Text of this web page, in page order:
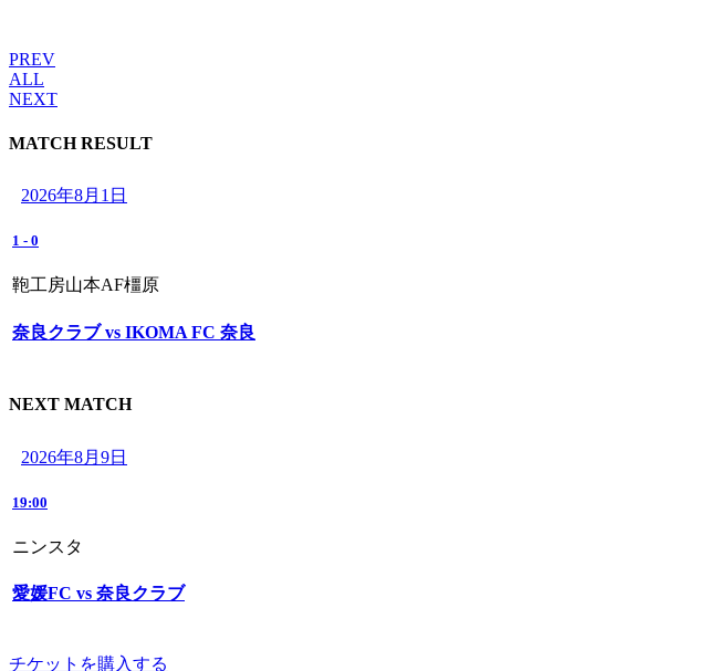
PREV
ALL
NEXT
MATCH RESULT
2026年8月1日
1 - 0
鞄工房山本AF橿原
奈良クラブ vs IKOMA FC 奈良
NEXT MATCH
2026年8月9日
19:00
ニンスタ
愛媛FC vs 奈良クラブ
チケットを購入する